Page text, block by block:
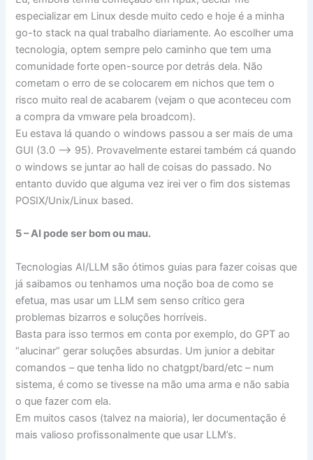
especializar em Linux desde muito cedo e hoje é a minha
go-to stack na qual trabalho diariamente. Ao escolher uma
tecnologia, optem sempre pelo caminho que tem uma
comunidade forte open-source por detrás dela. Não
cometam o erro de se colocarem em nichos que tem o
risco muito real de acabarem (vejam o que aconteceu com
a compra da vmware pela broadcom).
Eu estava lá quando o windows passou a ser mais de uma
GUI (3.0 –> 95). Provavelmente estarei também cá quando
o windows se juntar ao hall de coisas do passado. No
entanto duvido que alguma vez irei ver o fim dos sistemas
POSIX/Unix/Linux based.
5 – AI pode ser bom ou mau.
Tecnologias AI/LLM são ótimos guias para fazer coisas que
já saibamos ou tenhamos uma noção boa de como se
efetua, mas usar um LLM sem senso crítico gera
problemas bizarros e soluções horríveis.
Basta para isso termos em conta por exemplo, do GPT ao
“alucinar” gerar soluções absurdas. Um junior a debitar
comandos – que tenha lido no chatgpt/bard/etc – num
sistema, é como se tivesse na mão uma arma e não sabia
o que fazer com ela.
Em muitos casos (talvez na maioria), ler documentação é
mais valioso profissonalmente que usar LLM’s.